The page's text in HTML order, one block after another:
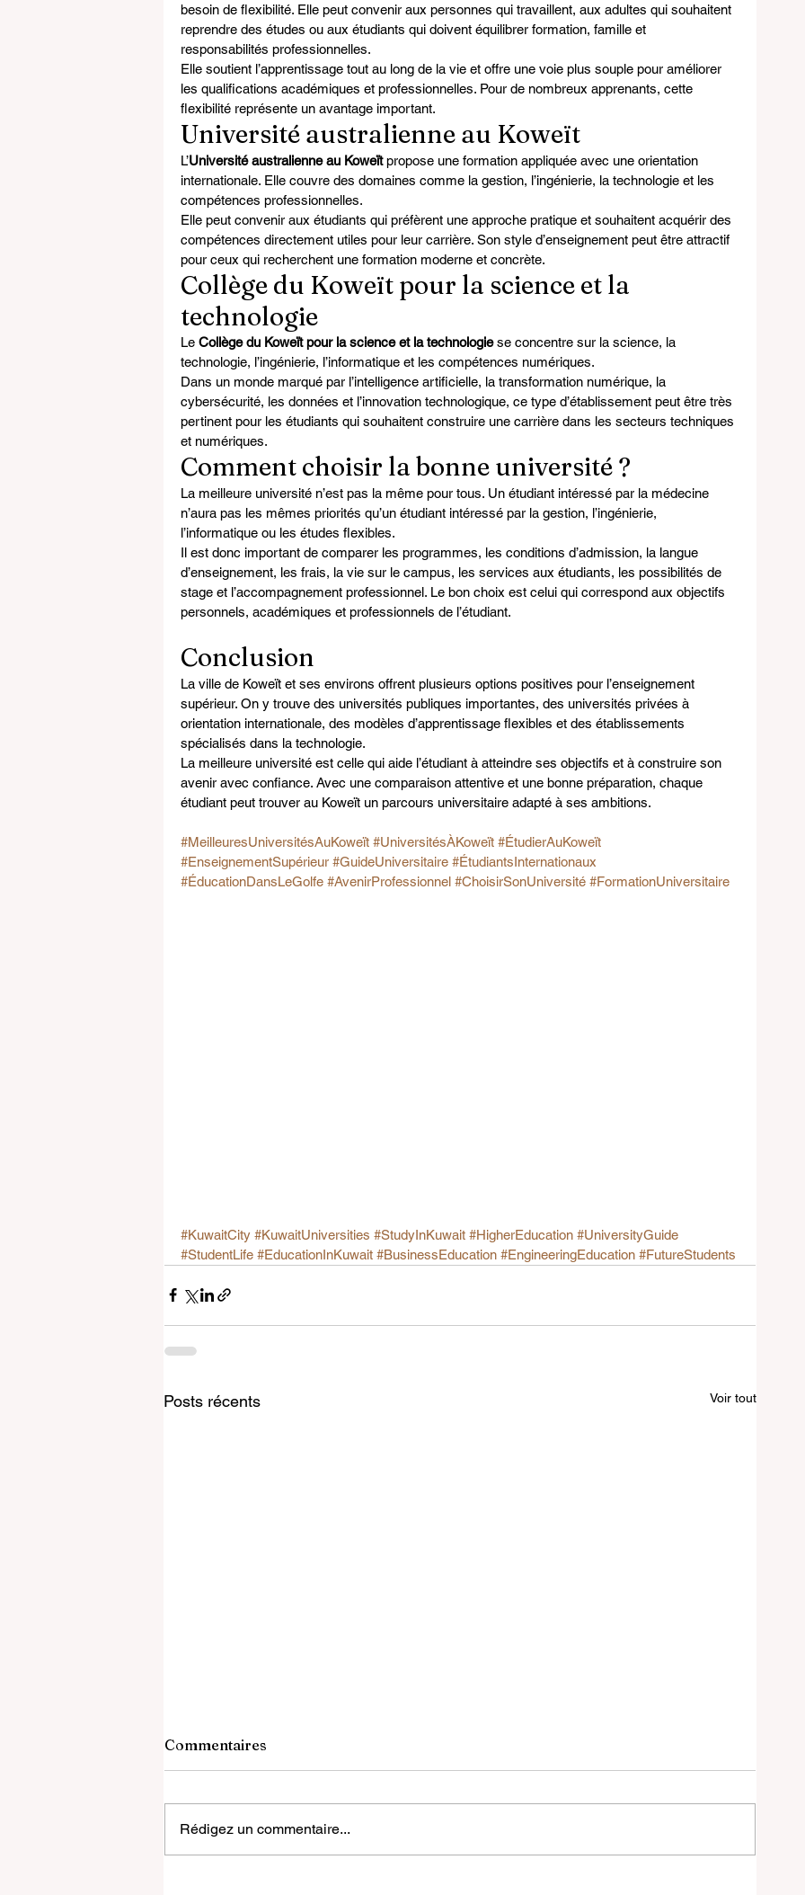
besoin de flexibilité. Elle peut convenir aux personnes qui travaillent, aux adultes qui souhaitent
reprendre des études ou aux étudiants qui doivent équilibrer formation, famille et
responsabilités professionnelles.
Elle soutient l’apprentissage tout au long de la vie et offre une voie plus souple pour améliorer
les qualifications académiques et professionnelles. Pour de nombreux apprenants, cette
flexibilité représente un avantage important.
Université australienne au Koweït
L’Université australienne au Koweït propose une formation appliquée avec une orientation
internationale. Elle couvre des domaines comme la gestion, l’ingénierie, la technologie et les
compétences professionnelles.
Elle peut convenir aux étudiants qui préfèrent une approche pratique et souhaitent acquérir des
compétences directement utiles pour leur carrière. Son style d’enseignement peut être attractif
pour ceux qui recherchent une formation moderne et concrète.
Collège du Koweït pour la science et la
technologie
Le Collège du Koweït pour la science et la technologie se concentre sur la science, la
technologie, l’ingénierie, l’informatique et les compétences numériques.
Dans un monde marqué par l’intelligence artificielle, la transformation numérique, la
cybersécurité, les données et l’innovation technologique, ce type d’établissement peut être très
pertinent pour les étudiants qui souhaitent construire une carrière dans les secteurs techniques
et numériques.
Comment choisir la bonne université ?
La meilleure université n’est pas la même pour tous. Un étudiant intéressé par la médecine
n’aura pas les mêmes priorités qu’un étudiant intéressé par la gestion, l’ingénierie,
l’informatique ou les études flexibles.
Il est donc important de comparer les programmes, les conditions d’admission, la langue
d’enseignement, les frais, la vie sur le campus, les services aux étudiants, les possibilités de
stage et l’accompagnement professionnel. Le bon choix est celui qui correspond aux objectifs
personnels, académiques et professionnels de l’étudiant.
Conclusion
La ville de Koweït et ses environs offrent plusieurs options positives pour l’enseignement
supérieur. On y trouve des universités publiques importantes, des universités privées à
orientation internationale, des modèles d’apprentissage flexibles et des établissements
spécialisés dans la technologie.
La meilleure université est celle qui aide l’étudiant à atteindre ses objectifs et à construire son
avenir avec confiance. Avec une comparaison attentive et une bonne préparation, chaque
étudiant peut trouver au Koweït un parcours universitaire adapté à ses ambitions.
#MeilleuresUniversitésAuKoweït #UniversitésÀKoweït #ÉtudierAuKoweït
#EnseignementSupérieur #GuideUniversitaire #ÉtudiantsInternationaux
#ÉducationDansLeGolfe #AvenirProfessionnel #ChoisirSonUniversité #FormationUniversitaire
#KuwaitCity #KuwaitUniversities #StudyInKuwait #HigherEducation #UniversityGuide
#StudentLife #EducationInKuwait #BusinessEducation #EngineeringEducation #FutureStudents
Posts récents Voir tout
Commentaires
Rédigez un commentaire...